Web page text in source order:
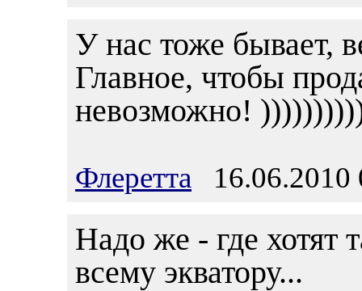
У нас тоже бывает,
Главное, чтобы
невозможно!
Флеретта 16.06.2010
Надо же - где хотят
всему экватору...